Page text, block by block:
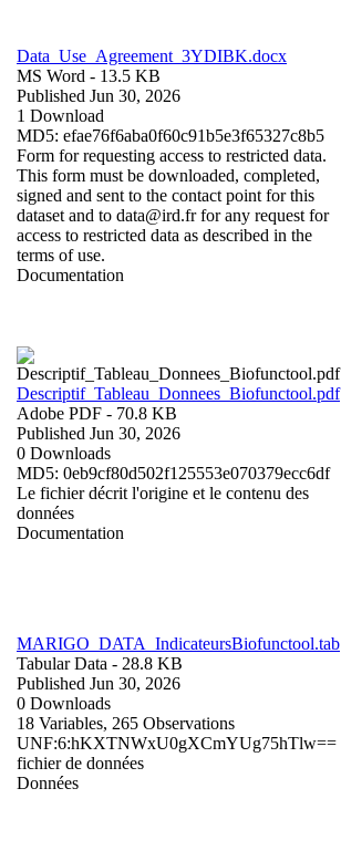
Data_Use_Agreement_3YDIBK.docx
MS Word - 13.5 KB
Published Jun 30, 2026
1 Download
MD5: efae76f6aba0f60c91b5e3f65327c8b5
Form for requesting access to restricted data.
This form must be downloaded, completed,
signed and sent to the contact point for this
dataset and to data@ird.fr for any request for
access to restricted data as described in the
terms of use.
Documentation
Descriptif_Tableau_Donnees_Biofunctool.pdf
Adobe PDF - 70.8 KB
Published Jun 30, 2026
0 Downloads
MD5: 0eb9cf80d502f125553e070379ecc6df
Le fichier décrit l'origine et le contenu des
données
Documentation
MARIGO_DATA_IndicateursBiofunctool.tab
Tabular Data - 28.8 KB
Published Jun 30, 2026
0 Downloads
18 Variables, 265 Observations
UNF:6:hKXTNWxU0gXCmYUg75hTlw==
fichier de données
Données